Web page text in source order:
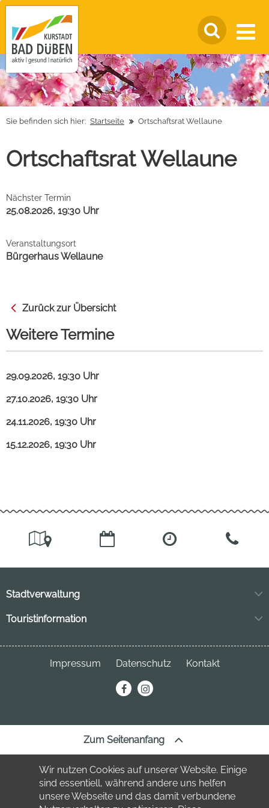
Sie befinden sich hier: Startseite Ortschaftsrat Wellaune
Ortschaftsrat Wellaune
Nächster Termin
25.08.2026, 19:30 Uhr
Veranstaltungsort
Bürgerhaus Wellaune
Zurück zur Übersicht
Weitere Termine
29.09.2026, 19:30 Uhr
27.10.2026, 19:30 Uhr
24.11.2026, 19:30 Uhr
15.12.2026, 19:30 Uhr
Stadtverwaltung
Markt 11
034243 7220
Touristinformation
Neuhofstraße 3
04849 Bad Düben
Impressum Datenschutz Kontakt
Zum Seitenanfang
Wir nutzen Cookies auf unserer Website. Einige
sind essentiell, während andere uns helfen
unsere Webseite und das damit verbundene